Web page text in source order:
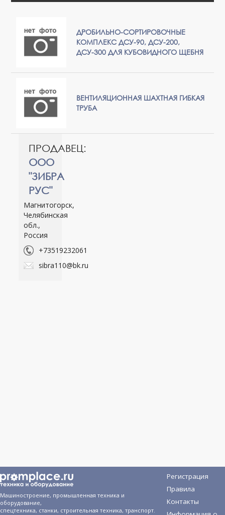
ДРОБИЛЬНО-СОРТИРОВОЧНЫЕ
КОМПЛЕКС ДСУ-90, ДСУ-200,
ДСУ-300 ДЛЯ КУБОВИДНОГО ЩЕБНЯ
ВЕНТИЛЯЦИОННАЯ ШАХТНАЯ ГИБКАЯ
ТРУБА
ПРОДАВЕЦ:
ООО
"ЗИБРА
РУС"
Магнитогорск,
Челябинская
обл.,
Россия
+73519232061
sibra110@bk.ru
Машиностроение, промышленная техника и
оборудование,
спецтехника, станки, строительная техника, транспорт.
Регистрация
Правила
Контакты